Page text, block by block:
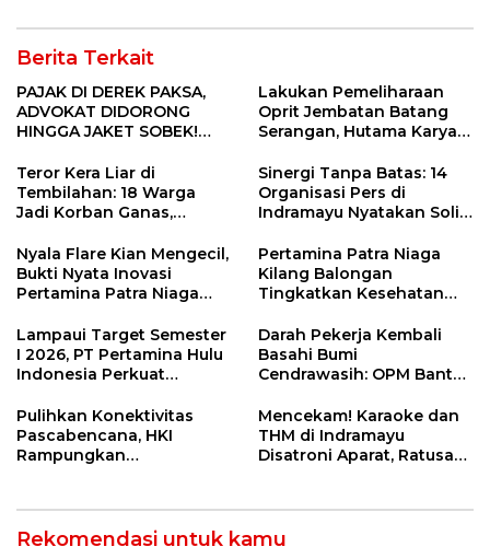
Berita Terkait
PAJAK DI DEREK PAKSA,
ADVOKAT DIDORONG
HINGGA JAKET SOBEK!
Ngamuk Kepung Polresta
Pekanbaru!
Lakukan Pemeliharaan
Oprit Jembatan Batang
Serangan, Hutama Karya
55 Tol Binjai–Langsa
Teror Kera Liar di
Tembilahan: 18 Warga
Jadi Korban Ganas,
12 Jahitan!
Sinergi Tanpa Batas: 14
Organisasi Pers di
Indramayu Nyatakan Solid
Nyala Flare Kian Mengecil,
Bukti Nyata Inovasi
Pertamina Patra Niaga
Net Zero Emission 2060
Pertamina Patra Niaga
Kilang Balongan
Tingkatkan Kesehatan
Pemeriksaan Kesehatan
Rutin dan Edukasi
Perawatan Gigi
Lampaui Target Semester
I 2026, PT Pertamina Hulu
Indonesia Perkuat
Nasional Lewat Inovasi &
Keselamatan Kerja
Darah Pekerja Kembali
Basahi Bumi
Cendrawasih: OPM Bantai
di Tolikara!
Pulihkan Konektivitas
Pascabencana, HKI
Rampungkan
Mencekam! Karaoke dan
THM di Indramayu
Disatroni Aparat, Ratusan
Rekomendasi untuk kamu